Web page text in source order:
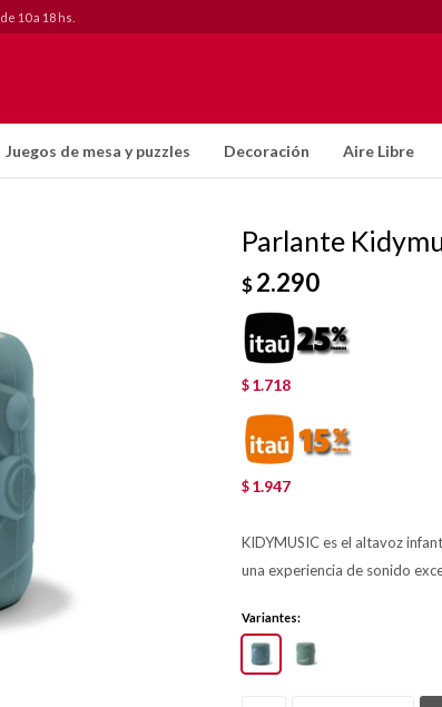
Juegos de mesa y puzzles Decoración Aire Libre
10 a 18 hs.
Parlante
$2.290
$ 1.718
$ 1.947
KIDYMUSIC es el altavoz
una experiencia de sonido
Variantes: